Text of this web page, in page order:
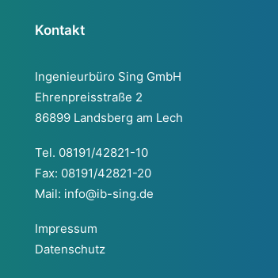
Kontakt
Ingenieurbüro Sing GmbH
Ehrenpreisstraße 2
86899 Landsberg am Lech
Tel. 08191/42821-10
Fax: 08191/42821-20
Mail: info@ib-sing.de
Impressum
Datenschutz